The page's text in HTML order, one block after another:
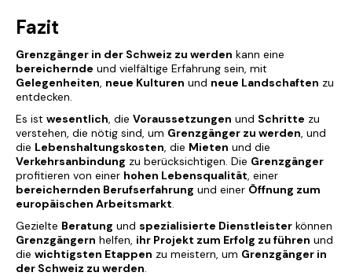
Fazit
Grenzgänger in der Schweiz zu werden kann eine
bereichernde und vielfältige Erfahrung sein, mit
Gelegenheiten, neue Kulturen und neue Landschaften zu
entdecken.
Es ist wesentlich, die Voraussetzungen und Schritte zu
verstehen, die nötig sind, um Grenzgänger zu werden, und
die Lebenshaltungskosten, die Mieten und die
Verkehrsanbindung zu berücksichtigen. Die Grenzgänger
profitieren von einer hohen Lebensqualität, einer
bereichernden Berufserfahrung und einer Öffnung zum
europäischen Arbeitsmarkt.
Gezielte Beratung und spezialisierte Dienstleister können
Grenzgängern helfen, ihr Projekt zum Erfolg zu führen und
die wichtigsten Etappen zu meistern, um Grenzgänger in
der Schweiz zu werden.